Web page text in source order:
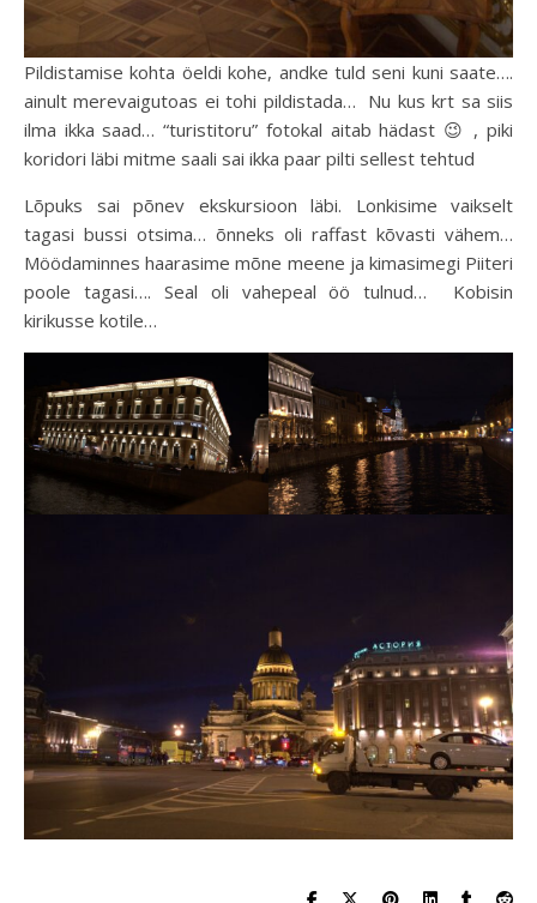
Pildistamise kohta öeldi kohe, andke tuld seni kuni saate….
ainult merevaigutoas ei tohi pildistada… Nu kus krt sa siis
ilma ikka saad… “turistitoru” fotokal aitab hädast 😉 , piki
koridori läbi mitme saali sai ikka paar pilti sellest tehtud
Lõpuks sai põnev ekskursioon läbi. Lonkisime vaikselt
tagasi bussi otsima… õnneks oli raffast kõvasti vähem…
Möödaminnes haarasime mõne meene ja kimasimegi Piiteri
poole tagasi…. Seal oli vahepeal öö tulnud… Kobisin
kirikusse kotile…